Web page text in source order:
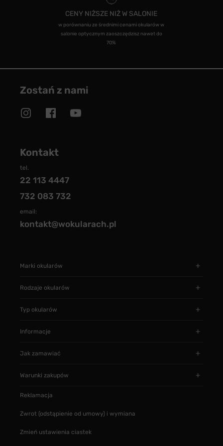
CENY NIŻSZE NIŻ W SALONIE
w porównaniu ze średnimi cenami okularów w
salonie optycznym zaoszczędzisz nawet do
70%
Zostań z nami
Kontakt
tel.
22 113 4447
732 083 732
email:
kontakt@wokularach.pl
Marki okularów
Rodzaje okularów
Typ okularów
Informacje
Jak zamawiać
Warunki zakupów
Reklamacja
Zwrot (odstąpienie od umowy) i wymiana
Zmień ustawienia ciastek